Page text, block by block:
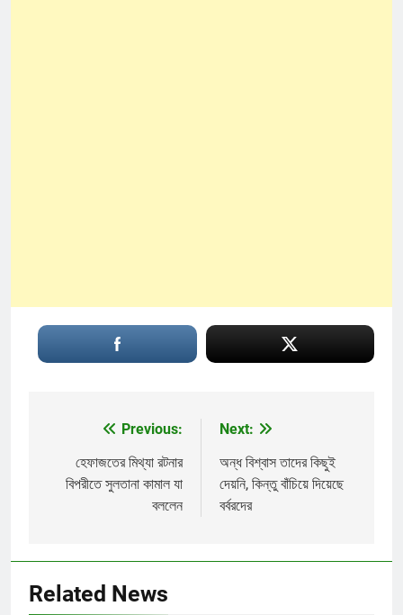
navigation
Previous:
হেফাজতের মিথ্যা রটনার
বিপরীতে সুলতানা কামাল যা
বললেন
Next:
অন্ধ বিশ্বাস তাদের কিছুই
দেয়নি, কিন্তু বাঁচিয়ে দিয়েছে
বর্বরদের
Related News